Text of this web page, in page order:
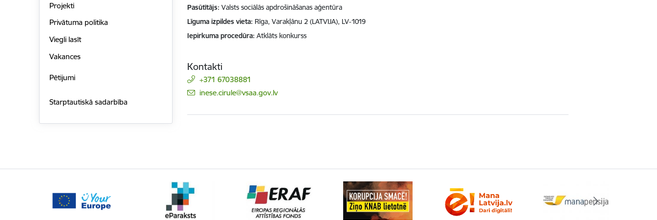
Projekti
Privātuma politika
Viegli lasīt
Vakances
Pētijumi
Starptautiskā sadarbība
Pasūtītājs Valsts sociālās apdrošināšanas aģentūra
Līguma izpildes vieta Rīga, Varakļānu 2 (LATVIJA), LV-1019
Iepirkuma procedūra Atklāts konkurss
Kontakti
+371 67038881
E-pasts:
inese.cirule@vsaa.gov.lv